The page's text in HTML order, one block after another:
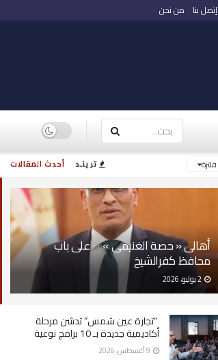
أحدث المقالات ترينـد فلترة
أهالى « حصة الغنيمى » ٠ ٠ على باب
محافظ كفرالشيخ
“تجارة عين شمس” تدشن مرحلة
أكاديمية جديدة بـ 10 برامج نوعية
إتصل بنا من نحن